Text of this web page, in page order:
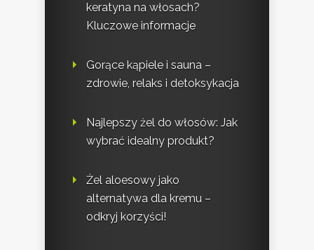
keratyna na włosach?
Kluczowe informacje
Gorące kąpiele i sauna –
zdrowie, relaks i detoksykacja
Najlepszy żel do włosów: Jak
wybrać idealny produkt?
Żel aloesowy jako
alternatywa dla kremu –
odkryj korzyści!